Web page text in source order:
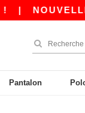
NOUVELLE
Pantalon